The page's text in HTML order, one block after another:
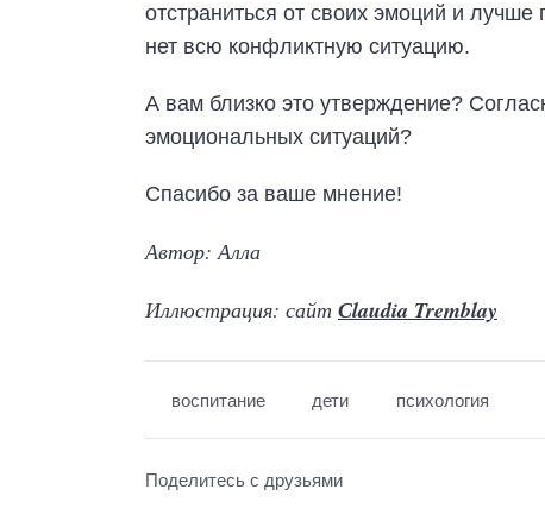
отстраниться от своих эмоций и лучше
нет всю конфликтную ситуацию.
А вам близко это утверждение?
эмоциональных ситуаций?
Спасибо за ваше мнение!
Автор: Алла
Иллюстрация: сайт Сlaudia Tremblay
воспитание дети психология
Поделитесь с друзьями